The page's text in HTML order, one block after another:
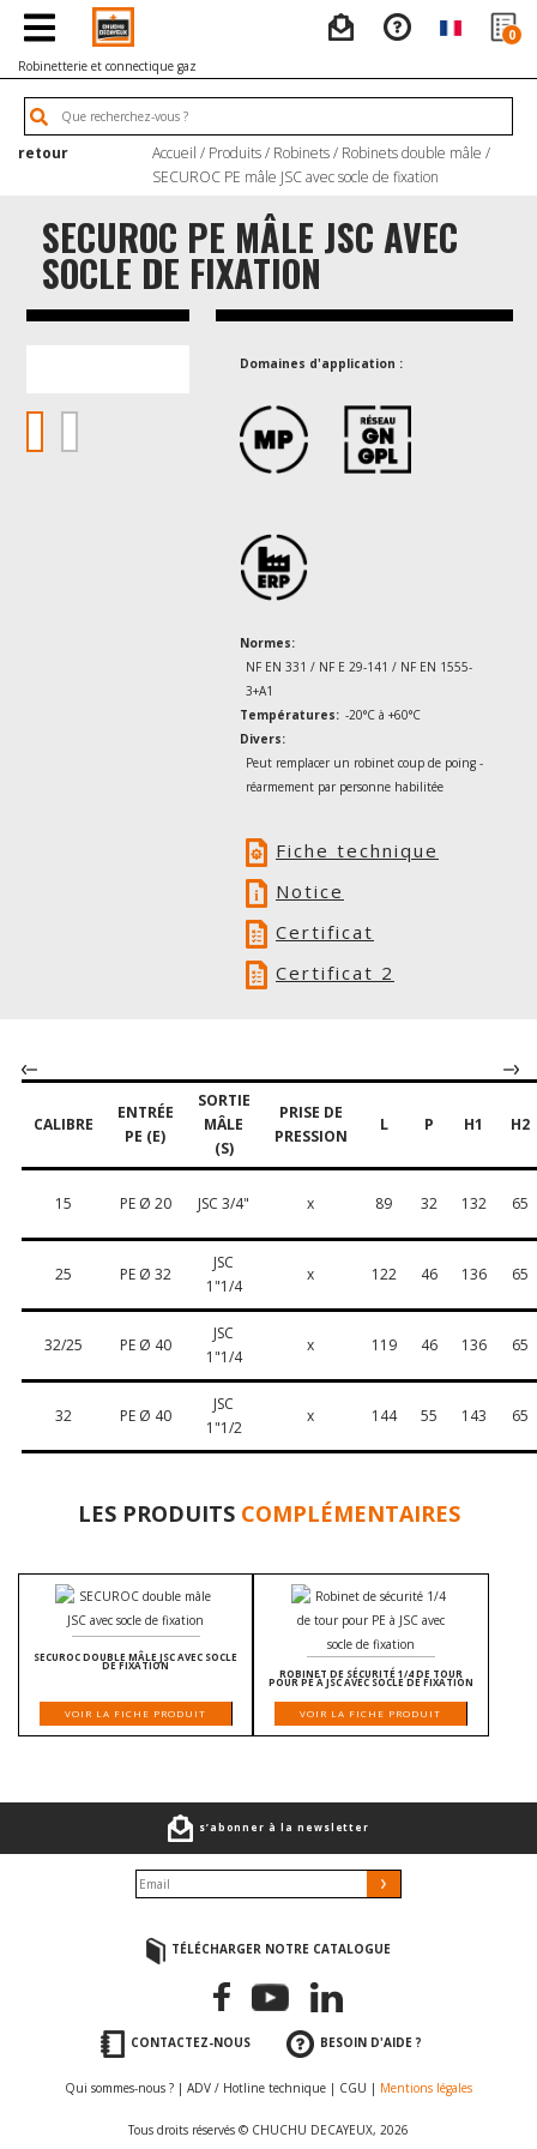
0
Robinetterie et connectique gaz
retour Accueil / Produits/ Robinets/ Robinets double mâle /
SECUROC PE mâle JSC avec socle de fixation
SECUROC PE MÂLE JSC AVEC
SOCLE DE FIXATION
Domaines d'application :
Normes:
NF EN 331 / NF E 29-141 / NF EN 1555-
3+A1
Températures: -20°C à +60°C
Divers:
Peut remplacer un robinet coup de poing -
réarmement par personne habilitée
Fiche technique
Notice
Certificat
Certificat 2
CALIBRE
ENTRÉE
PE (E)
SORTIE
MÂLE
(S)
PRISE DE
PRESSION
L P H1 H2
15 PE Ø 20 JSC 3/4" x 89 32 132 65
25 PE Ø 32
JSC
1"1/4
x 122 46 136 65
32/25 PE Ø 40
JSC
1"1/4
x 119 46 136 65
32 PE Ø 40
JSC
1"1/2
x 144 55 143 65
LES PRODUITS COMPLÉMENTAIRES
SECUROC DOUBLE MÂLE JSC AVEC SOCLE
DE FIXATION
VOIR LA FICHE PRODUIT
ROBINET DE SÉCURITÉ 1/4 DE TOUR
POUR PE À JSC AVEC SOCLE DE FIXATION
VOIR LA FICHE PRODUIT
s’abonner à la newsletter
TÉLÉCHARGER NOTRE CATALOGUE
CONTACTEZ-NOUS BESOIN D'AIDE ?
Qui sommes-nous ? | ADV / Hotline technique | CGU | Mentions légales
Tous droits réservés © CHUCHU DECAYEUX, 2026